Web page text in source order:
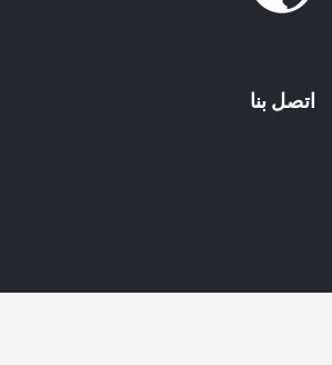
اتصل بنا